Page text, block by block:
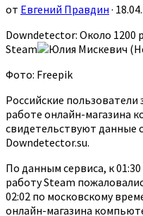
от Евгений Правдин ·
Downdetector: Около 1200
Steam
Юлия Мискевич
Фото: Freepik
Российские
работе онлайн-магазина
свидетельствуют данные
Downdetector.su.
По данным сервиса, к
работу Steam
02:02 по московскому
онлайн-магазина